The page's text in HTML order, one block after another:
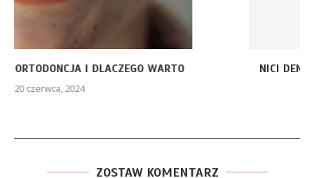
NICI DENTYSTYCZNE – JAK I DLACZEGO NALEŻY ICH...
ZOSTAW KOMENTARZ